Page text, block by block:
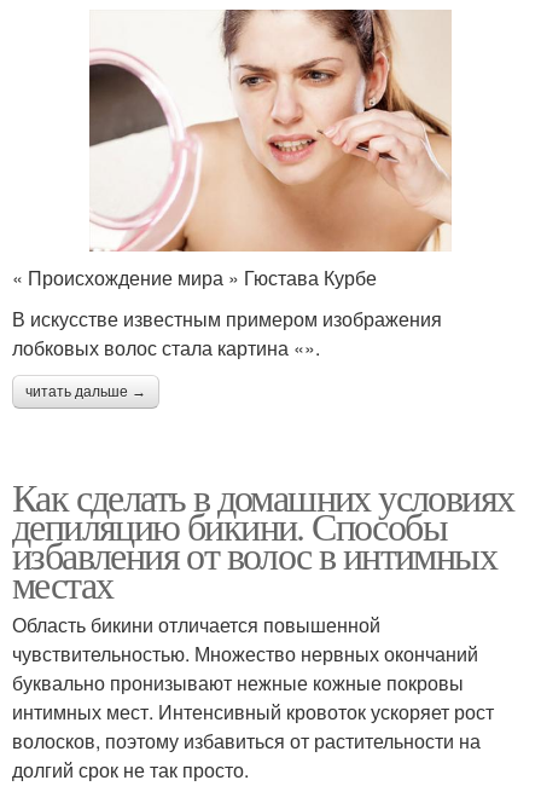
« Происхождение мира » Гюстава Курбе
В искусстве известным примером изображения
лобковых волос стала картина «».
читать дальше →
Как сделать в домашних условиях
депиляцию бикини. Способы
избавления от волос в интимных
местах
Область бикини отличается повышенной
чувствительностью. Множество нервных окончаний
буквально пронизывают нежные кожные покровы
интимных мест. Интенсивный кровоток ускоряет рост
волосков, поэтому избавиться от растительности на
долгий срок не так просто.